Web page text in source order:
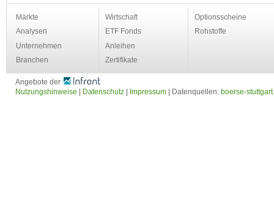
Märkte
Analysen
Unternehmen
Branchen
Wirtschaft
ETF Fonds
Anleihen
Zertifikate
Optionsscheine
Rohstoffe
Angebote der
Nutzungshinweise
Datenschutz Impressum | Datenquellen: boerse-